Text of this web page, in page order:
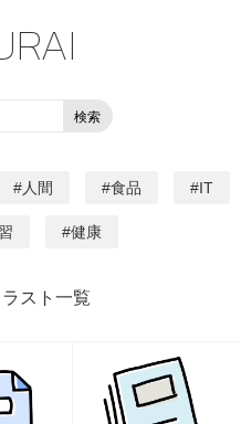
人間 食品 IT
健康
スト一覧